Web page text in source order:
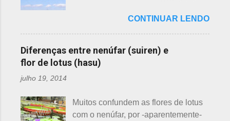
parecidas: - Ameixeira - Ume 梅 A
primeira a florescer é a ameixeira.
Particularmente, dessas 3 flores,
gosto mais da ameixeira. O período
Ameixeiras não tem caule e as flores
brotam diretamente dos ramos. Cada
japonesas e - embora muitos
conheçam - compartilho aos que
ainda não tiveram essa
oportunidade. A tecelã de nuvens Há
muito tempo atrás, na terra do sol
suas terras para o plantio. Sozinho
no mundo e muito triste, pois a mãe,
CONTINUAR LENDO
Diferenças entre nenúfar (suiren) e
flor de lotus (hasu)
julho 19, 2014
Muitos confundem as flores de lotus
com o nenúfar, por -aparentemente-